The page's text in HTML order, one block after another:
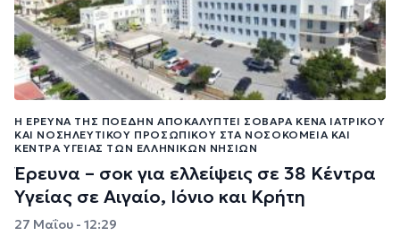
Η ΈΡΕΥΝΑ ΤΗΣ ΠΟΕΔΗΝ ΑΠΟΚΑΛΎΠΤΕΙ ΣΟΒΑΡΆ ΚΕΝΆ ΙΑΤΡΙΚΟΎ
ΚΑΙ ΝΟΣΗΛΕΥΤΙΚΟΎ ΠΡΟΣΩΠΙΚΟΎ ΣΤΑ ΝΟΣΟΚΟΜΕΊΑ ΚΑΙ
ΚΈΝΤΡΑ ΥΓΕΊΑΣ ΤΩΝ ΕΛΛΗΝΙΚΏΝ ΝΗΣΙΏΝ
Έρευνα – σοκ για ελλείψεις σε 38 Κέντρα
Υγείας σε Αιγαίο, Ιόνιο και Κρήτη
27 Μαΐου - 12:29